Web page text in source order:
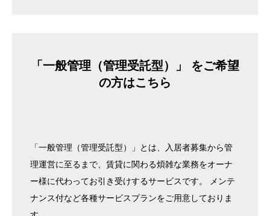
「一般管理（管理受託型）」 をご希望
の方はこちら
「一般管理（管理受託型）」とは、入居者募集から管
理運営に至るまで、賃貸に関わる煩雑な業務をオーナ
ー様に代わってお引き受けするサービスです。 メンテ
ナンス付など各種サービスプランをご用意しておりま